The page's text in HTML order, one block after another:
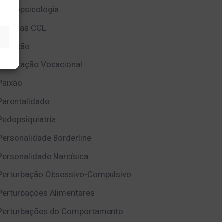
Neuropsicologia
Notícias CCL
Nutrição
Orientação Vocacional
Borderline
Narcísica
Obsessivo-Compulsivo
Alimentares
do Comportamento